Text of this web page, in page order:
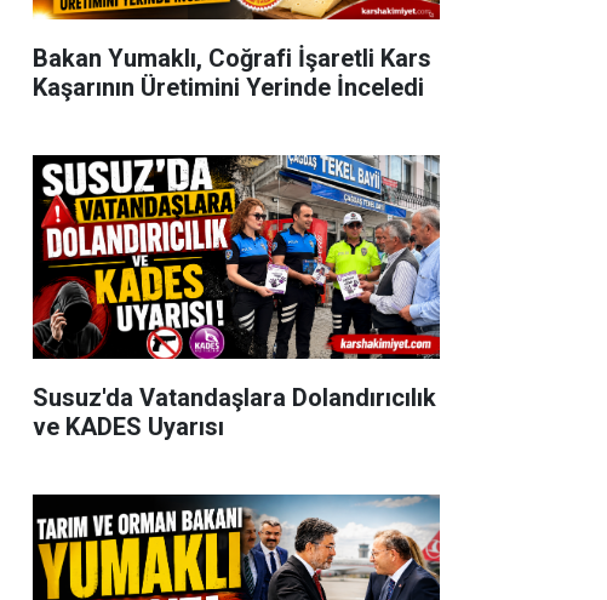
Bakan Yumaklı, Coğrafi İşaretli Kars
Kaşarının Üretimini Yerinde İnceledi
Susuz'da Vatandaşlara Dolandırıcılık
ve KADES Uyarısı